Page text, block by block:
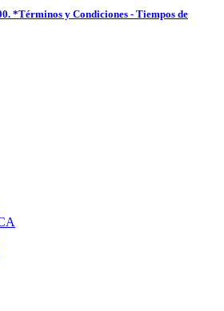
*Términos y Condiciones - Tiempos de